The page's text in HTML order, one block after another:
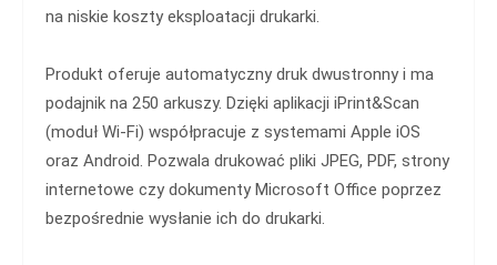
na niskie koszty eksploatacji drukarki.
Produkt oferuje automatyczny druk dwustronny i ma
podajnik na 250 arkuszy. Dzięki aplikacji iPrint&Scan
(moduł Wi-Fi) współpracuje z systemami Apple iOS
oraz Android. Pozwala drukować pliki JPEG, PDF, strony
internetowe czy dokumenty Microsoft Office poprzez
bezpośrednie wysłanie ich do drukarki.